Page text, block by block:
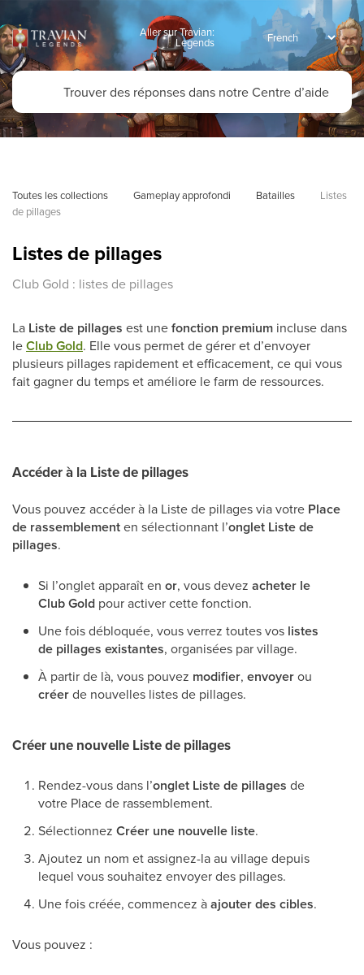
Aller sur Travian:
Legends
Toutes les collections Gameplay approfondi Batailles
Listes
de pillages
Listes de pillages
Club Gold : listes de pillages
La Liste de pillages est unefonction premium incluse dans
leClub Gold. Elle vous permet de gérer et d’envoyer
plusieurs pillages rapidement et efficacement, ce qui vous
fait gagner du temps et améliore le farm de ressources.
Accéder à la Liste de pillages
Vous pouvez accéder à la Liste de pillages via votre Place
de rassemblementen sélectionnant l’onglet Liste de
pillages.
Si l’onglet apparaît en or, vous devez acheter le
Club Gold pour activer cette fonction.
Une fois débloquée, vous verrez toutes vos listes
de pillages existantes, organisées par village.
À partir de là, vous pouvez modifier, envoyerou
créerde nouvelles listes de pillages.
Créer une nouvelle Liste de pillages
Rendez-vous dans l’onglet Liste de pillages de
votre Place de rassemblement.
Sélectionnez Créer une nouvelle liste.
Ajoutez un nom et assignez-la au village depuis
lequel vous souhaitez envoyer des pillages.
Une fois créée, commencez àajouter des cibles.
Vous pouvez :